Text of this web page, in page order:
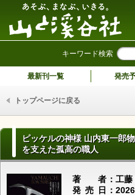
キーワード検索
最新刊一覧 発売
トップページに戻る
ピッケルの神様 山内東一郎
を支えた孤高の職人
著者工藤
発売日